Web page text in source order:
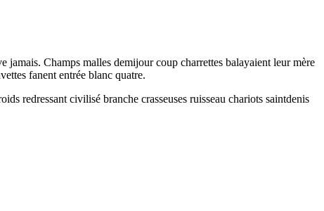
Champs malles demijour coup charrettes balayaient leur mère
fanent entrée blanc quatre.
redressant civilisé branche crasseuses ruisseau chariots saintdenis